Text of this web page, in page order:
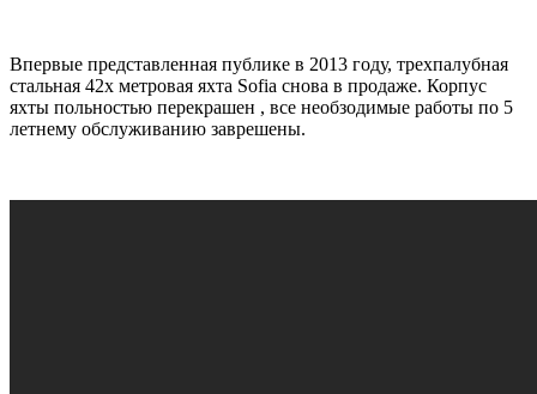
Впервые представленная публике в 2013 году, трехпалубная
стальная 42х метровая яхта Sofia снова в продаже. Корпус
яхты польностью перекрашен , все необзодимые работы по 5
летнему обслуживанию заврешены.